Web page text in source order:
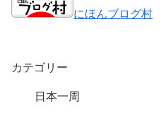
にほんブログ村
カテゴリー
日本一周